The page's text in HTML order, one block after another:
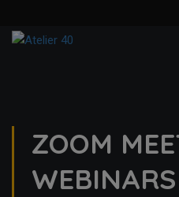
ZOOM
WEBINARS